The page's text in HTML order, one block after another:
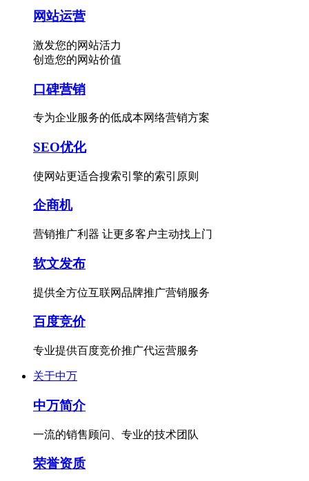
网站运营
激发您的网站活力
创造您的网站价值
口碑营销
专为企业服务的低成本网络营销方案
SEO优化
使网站更适合搜索引擎的索引原则
企商机
营销推广利器 让更多客户主动找上门
软文发布
提供全方位互联网品牌推广营销服务
百度竞价
专业提供百度竞价推广代运营服务
关于中万
中万简介
一流的销售顾问、专业的技术团队
荣誉资质